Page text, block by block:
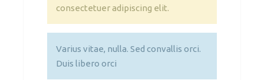
consectetuer adipiscing elit.
Varius vitae, nulla. Sed convallis orci.
Duis libero orci